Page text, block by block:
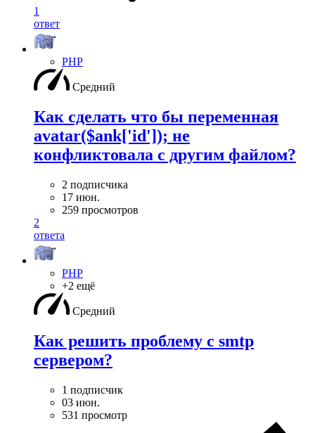
1
ответ
PHP
Средний
Как сделать что бы переменная
avatar($ank['id']); не
конфликтовала с другим файлом?
2 подписчика
17 июн.
259 просмотров
2
ответа
PHP
+2 ещё
Средний
Как решить проблему с smtp
сервером?
1 подписчик
03 июн.
531 просмотр